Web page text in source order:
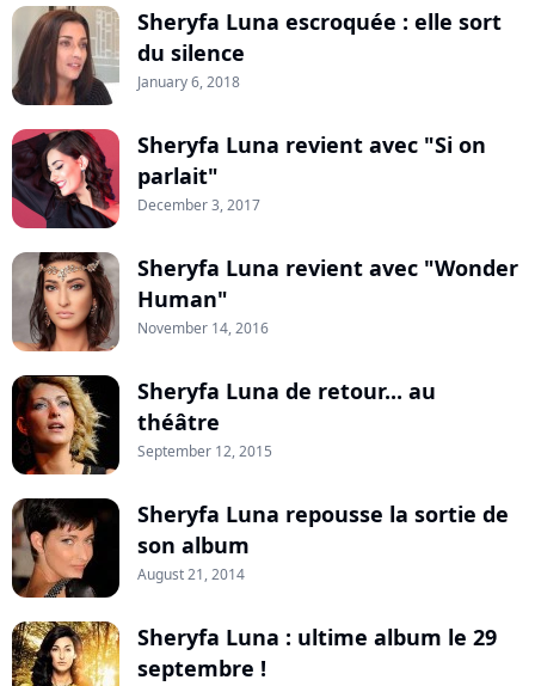
Sheryfa Luna escroquée : elle sort
du silence
January 6, 2018
Sheryfa Luna revient avec "Si on
parlait"
December 3, 2017
Sheryfa Luna revient avec "Wonder
Human"
November 14, 2016
Sheryfa Luna de retour... au
théâtre
September 12, 2015
Sheryfa Luna repousse la sortie de
son album
August 21, 2014
Sheryfa Luna : ultime album le 29
septembre !